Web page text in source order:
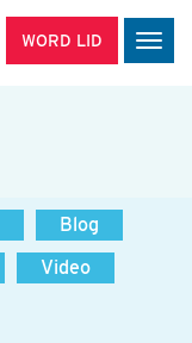
WORD LID
Blog
Video